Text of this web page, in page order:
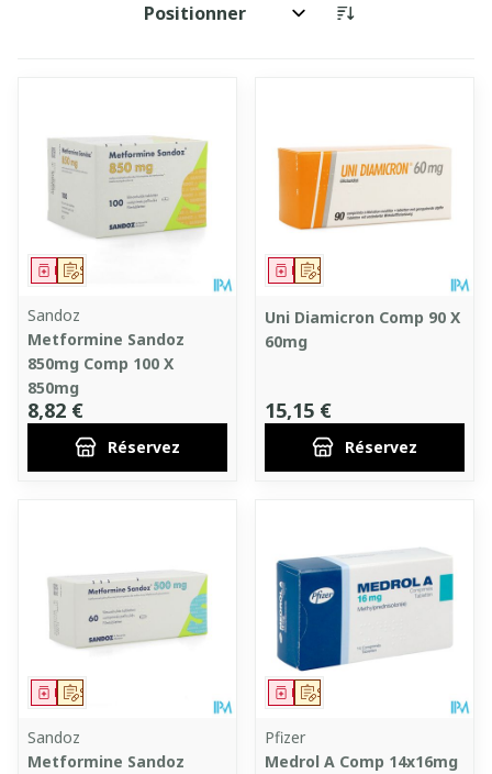
Trier par:
Sur prescription
Médicament
Sandoz
Metformine Sandoz
850mg Comp 100 X
850mg
8,82 €
Réservez
Sur prescription
Médicament
Uni Diamicron Comp 90 X
60mg
15,15 €
Réservez
Sur prescription
Médicament
Sandoz
Metformine Sandoz
Sur prescription
Médicament
Pfizer
Medrol A Comp 14x16mg